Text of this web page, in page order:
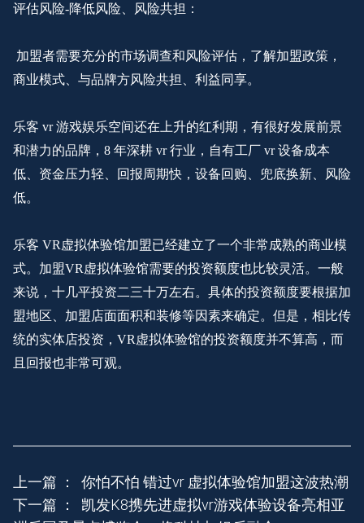
评估风险-降低风险、风险共担：
加盟者需要充分的市场调查和风险评估，了解加盟政策，
商业模式、与品牌方风险共担、利益同享。
乐客 vr 游戏娱乐空间还在上升的红利期，有很好发展前景
和潜力的品牌，8 年深耕 vr 行业，自有工厂 vr 设备成本
低、资金压力轻、回报周期快，设备回购、兜底换新、风险
低。
乐客 VR虚拟体验馆加盟已经建立了一个非常成熟的商业模
式。加盟VR虚拟体验馆需要的投资额度也比较灵活。一般
来说，十几平投资二三十万左右。具体的投资额度要根据加
盟地区、加盟店面面积和装修等因素来确定。但是，相比传
统的实体店投资，VR虚拟体验馆的投资额度并不算高，而
且回报也非常可观。
上一篇 ： 你怕不怕 错过vr 虚拟体验馆加盟这波热潮
下一篇 ： 凯发K8携先进虚拟vr游戏体验设备亮相亚